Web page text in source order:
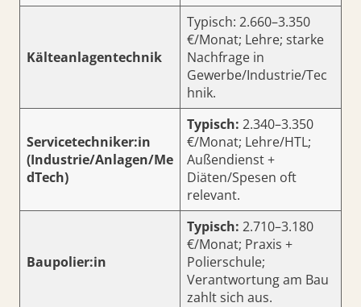
Kälteanlagentechnik
Typisch: 2.660–3.350
€/Monat; Lehre; starke
Nachfrage in
Gewerbe/Industrie/Tec
hnik.
Servicetechniker:in
(Industrie/Anlagen/Me
dTech)
Typisch: 2.340–3.350
€/Monat; Lehre/HTL;
Außendienst +
Diäten/Spesen oft
relevant.
Baupolier:in
Typisch: 2.710–3.180
€/Monat; Praxis +
Polierschule;
Verantwortung am Bau
zahlt sich aus.